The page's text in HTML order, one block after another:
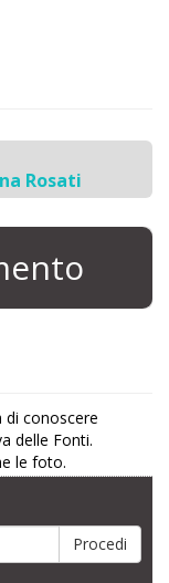
Rosati
conoscere
delle Fonti.
le foto.